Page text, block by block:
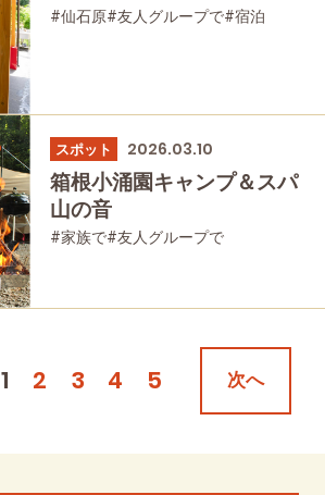
#仙石原#友人グループで#宿泊
スポット 2026.03.10
箱根小涌園キャンプ＆スパ
山の音
#家族で#友人グループで
1 2 3 4 5 次へ